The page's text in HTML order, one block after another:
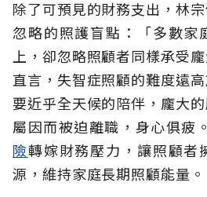
除了可預見的財務支出，林
忽略的照護盲點：「多數家
上，卻忽略照顧者同樣承受
直言，失智症照顧的難度遠
要近乎全天候的陪伴，龐大
屬因而被迫離職，身心俱疲。
險轉嫁財務壓力，讓照顧者
源，維持家庭長期照顧能量。